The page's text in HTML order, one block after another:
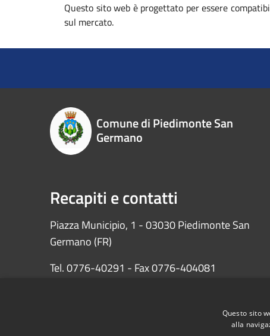
Questo sito web è progettato per essere
sul mercato.
Comune di Piedimonte San
Germano
Recapiti e contatti
Piazza Municipio, 1 - 03030 Piedimonte San
Germano (FR)
Tel. 0776-40291 - Fax 0776-404081
Questo sito
alla